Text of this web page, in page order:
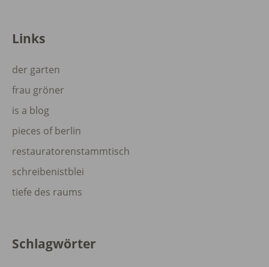
Links
der garten
frau gröner
is a blog
pieces of berlin
restauratorenstammtisch
schreibenistblei
tiefe des raums
Schlagwörter